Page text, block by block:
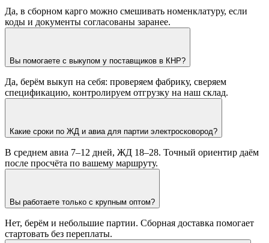
Да, в сборном карго можно смешивать номенклатуру, если
коды и документы согласованы заранее.
Вы помогаете с выкупом у поставщиков в КНР?
Да, берём выкуп на себя: проверяем фабрику, сверяем
спецификацию, контролируем отгрузку на наш склад.
Какие сроки по ЖД и авиа для партии электросковород?
В среднем авиа 7–12 дней, ЖД 18–28. Точный ориентир даём
после просчёта по вашему маршруту.
Вы работаете только с крупным оптом?
Нет, берём и небольшие партии. Сборная доставка помогает
стартовать без переплаты.